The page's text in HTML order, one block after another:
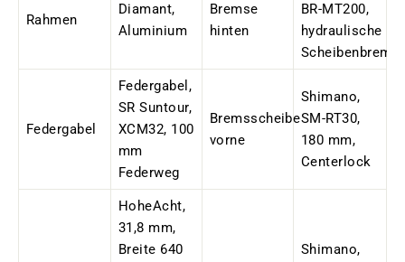
Rahmen
Diamant,
Aluminium
Bremse
hinten
BR-MT200,
hydraulische
Federgabel
Federgabel,
SR Suntour,
XCM32, 100
mm
Federweg
Bremsscheibe
vorne
Shimano,
SM-RT30,
180 mm,
Centerlock
HoheAcht,
31,8 mm,
Breite 640
Shimano,